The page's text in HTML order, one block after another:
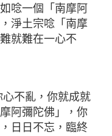
唸一個「南摩阿
淨土宗唸「南摩
就難在一心不
不亂，你就成就
阿彌陀佛」，你
日日不忘，臨終